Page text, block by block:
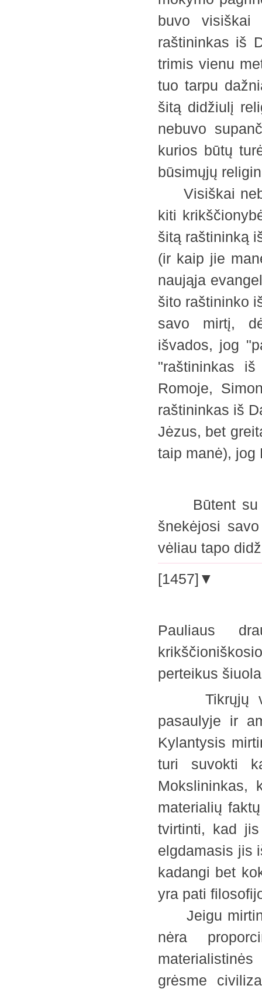
buvo visiškai
raštininkas iš
trimis vienu
tuo tarpu
šitą didžiulį
nebuvo
kurios būtų
būsimųjų
Visiškai
kiti
šitą raštininką
(ir kaip jie
naująja
šito raštininko
savo mirtį,
išvados, jog
"raštininkas
Romoje,
raštininkas iš
Jėzus, bet
taip manė),
Būtent su
šnekėjosi
vėliau tapo
[1457]▼
Pauliaus
perteikus
Tikrųjų
pasaulyje ir
Kylantysis
turi suvokti
Mokslininkas,
materialių
tvirtinti, kad
elgdamasis jis
kadangi bet
yra pati
Jeigu
nėra
grėsme